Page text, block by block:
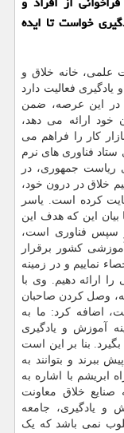
خواست تا ایده
علمی، خانه خلاق و
فعالیت دارد
در این عرصه، ضمن
خود ارائه می دهد،
کار را فراهم می
ستاد فناوری های نرم
ریاست جمهوری، در
خلاق در درون خود،
کرده است. یاسر
بیان این که هدف این
و سپس فناوری است،
کشور برقرار
نماییم و در زمینه
را ارائه دهیم. وی با
وصل کردن صاحبان
اضافه کرد: ما به
آموزش و یادگیری
بنا بر این است
ببرند و بتوانند به
ابریشم با اشاره به
خلاق معاونت
و یادگیری، جامعه
نمی باشد که یک